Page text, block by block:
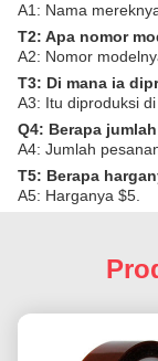
A1: Nama
T2: Apa nomor
A2: Nomor
T3: Di mana ia
A3: Itu diproduksi di
Q4: Berapa
A4: Jumlah
T5: Berapa
A5: Harganya $5.